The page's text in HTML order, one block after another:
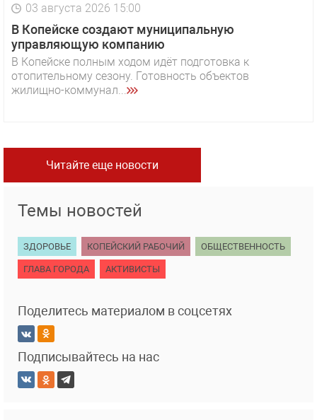
03 августа 2026 15:00
В Копейске создают муниципальную
управляющую компанию
В Копейске полным ходом идёт подготовка к
отопительному сезону. Готовность объектов
жилищно-коммунал...
Читайте еще новости
Темы новостей
ЗДОРОВЬЕ КОПЕЙСКИЙ РАБОЧИЙ ОБЩЕСТВЕННОСТЬ
ГЛАВА ГОРОДА АКТИВИСТЫ
Поделитесь материалом в соцсетях
Подписывайтесь на нас